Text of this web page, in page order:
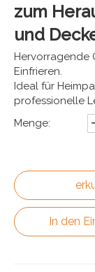
zum
und
Hervorragende
Einfrieren.
Ideal für
professionelle
Menge:
In den